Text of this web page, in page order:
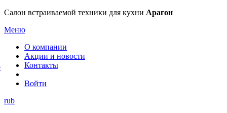
Салон встраиваемой техники для кухни Арагон
Меню
О компании
Акции и новости
Контакты
Войти
rub